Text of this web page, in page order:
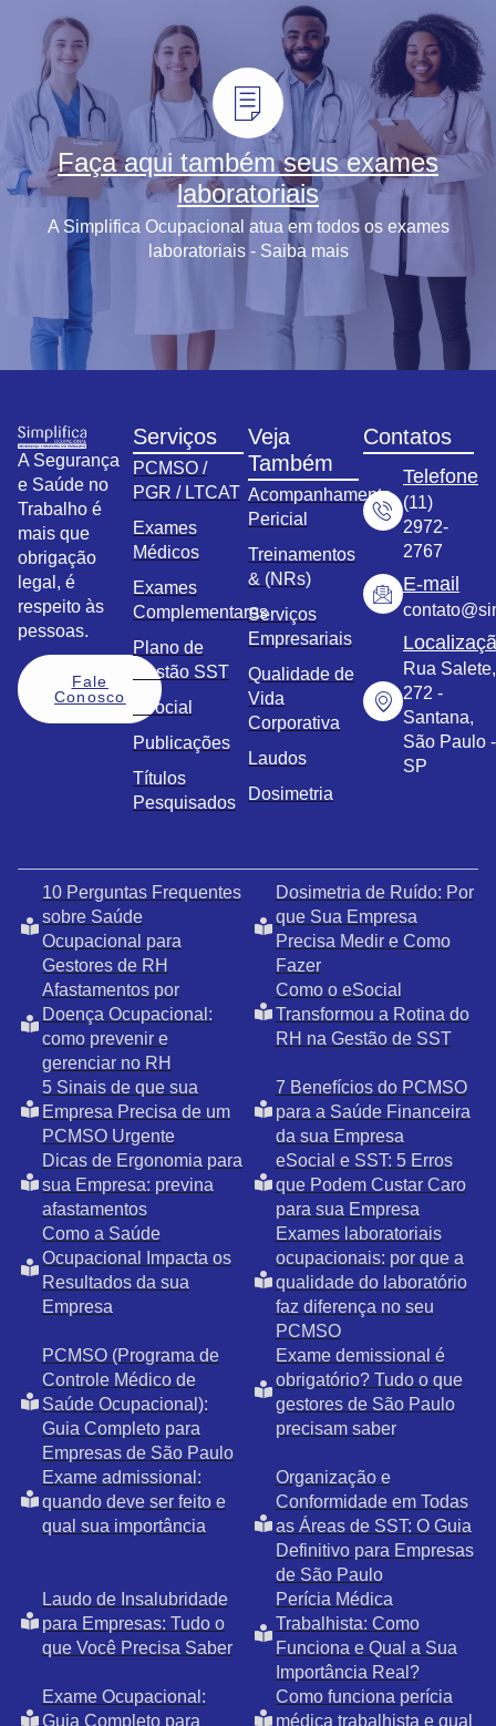
Faça aqui também seus exames
laboratoriais
A Simplifica Ocupacional atua em todos os exames
laboratoriais - Saiba mais
A Segurança
e Saúde no
Trabalho é
mais que
obrigação
legal, é
respeito às
pessoas.
Fale
Conosco
Serviços
PCMSO /
PGR / LTCAT
Exames
Médicos
Exames
Complementares
Plano de
Gestão SST
eSocial
Publicações
Títulos
Pesquisados
Veja
Também
Acompanhamento
Pericial
Treinamentos
& (NRs)
Serviços
Empresariais
Qualidade de
Vida
Corporativa
Laudos
Dosimetria
Contatos
Telefone
(11)
2972-
2767
E-mail
Rua Salete,
272 -
Santana,
São Paulo -
SP
10 Perguntas Frequentes
sobre Saúde
Ocupacional para
Gestores de RH
Dosimetria de Ruído: Por
que Sua Empresa
Precisa Medir e Como
Fazer
Afastamentos por
Doença Ocupacional:
como prevenir e
gerenciar no RH
Como o eSocial
Transformou a Rotina do
RH na Gestão de SST
5 Sinais de que sua
Empresa Precisa de um
PCMSO Urgente
7 Benefícios do PCMSO
para a Saúde Financeira
da sua Empresa
Dicas de Ergonomia para
sua Empresa: previna
afastamentos
eSocial e SST: 5 Erros
que Podem Custar Caro
para sua Empresa
Como a Saúde
Ocupacional Impacta os
Resultados da sua
Empresa
Exames laboratoriais
ocupacionais: por que a
qualidade do laboratório
faz diferença no seu
PCMSO
PCMSO (Programa de
Controle Médico de
Saúde Ocupacional):
Guia Completo para
Empresas de São Paulo
Exame demissional é
obrigatório? Tudo o que
gestores de São Paulo
precisam saber
Exame admissional:
quando deve ser feito e
qual sua importância
Organização e
Conformidade em Todas
as Áreas de SST: O Guia
Definitivo para Empresas
de São Paulo
Laudo de Insalubridade
para Empresas: Tudo o
que Você Precisa Saber
Perícia Médica
Trabalhista: Como
Funciona e Qual a Sua
Importância Real?
Exame Ocupacional:
Guia Completo para
Como funciona perícia
médica trabalhista e qual